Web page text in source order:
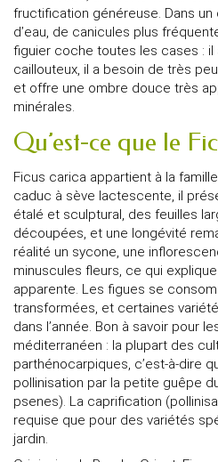
fructification généreuse. Dans
d’eau, de canicules plus
figuier coche toutes les cases :
caillouteux, il a besoin de très
et offre une ombre douce très
minérales.
Qu’est-ce que le
Ficus carica appartient à la
caduc à sève lactescente, il
étalé et sculptural, des feuilles
découpées, et une longévité
réalité un sycone, une
minuscules fleurs, ce qui
apparente. Les figues se
transformées, et certaines
dans l’année. Bon à savoir pour
méditerranéen : la plupart des
parthénocarpiques, c’est-à-dire
pollinisation par la petite guêpe
psenes). La caprification
requise que pour des variétés
jardin.